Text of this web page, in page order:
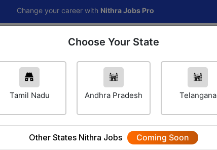
your career withNithra Jobs Pro
Jobs Career Navigator
Choose Your State
Tamil Nadu Andhra Pradesh Telangana
Other States Nithra Jobs Coming Soon
We will update Soon